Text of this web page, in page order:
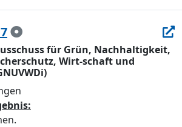
für Grün, Nachhaltigkeit,
Wirt-schaft und